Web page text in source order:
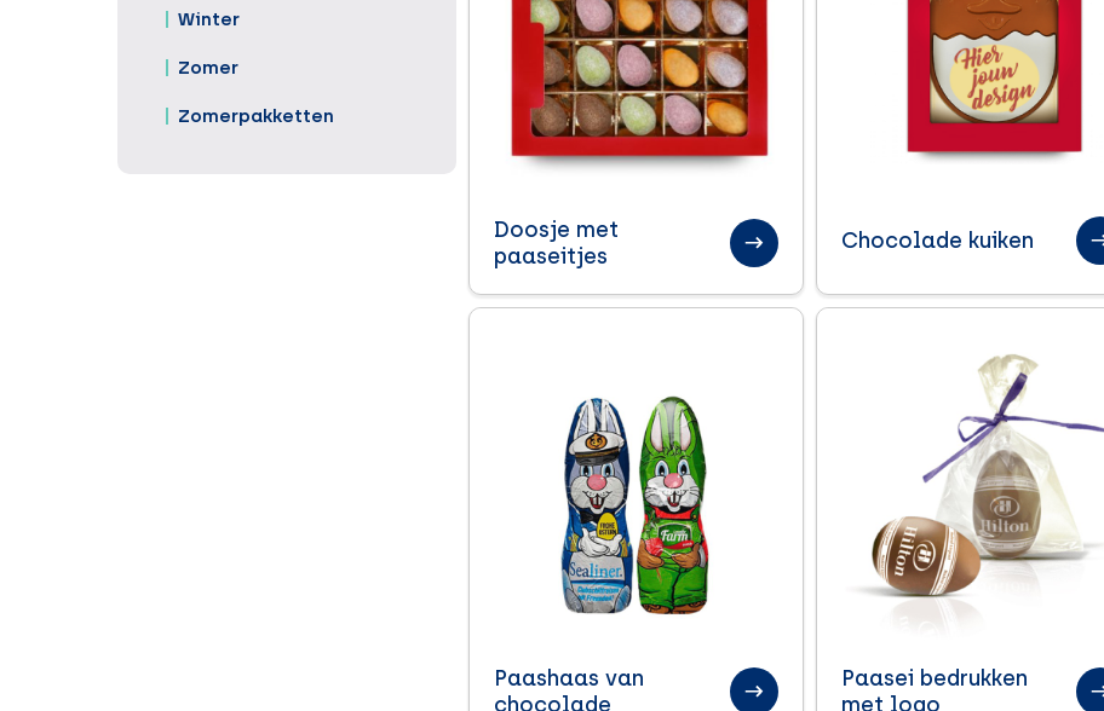
Winter
Zomer
Zomerpakketten
Doosje met
paaseitjes
Chocolade kuiken
Paashaas van
chocolade
Paasei bedrukken
met logo